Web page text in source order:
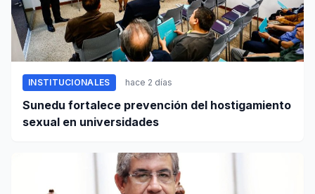
INSTITUCIONALES hace 2 días
Sunedu fortalece prevención del hostigamiento
sexual en universidades